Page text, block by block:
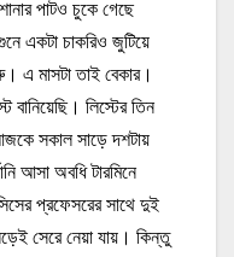
পাটও চুকে গেছে
একটা চাকরিও জুটিয়ে
এ মাসটা তাই বেকার।
বানিয়েছি। লিস্টের তিন
সকাল সাড়ে দশটায়
আসা অবধি টারমিনে
প্রফেসরের সাথে দুই
সেরে নেয়া যায়। কিন্তু